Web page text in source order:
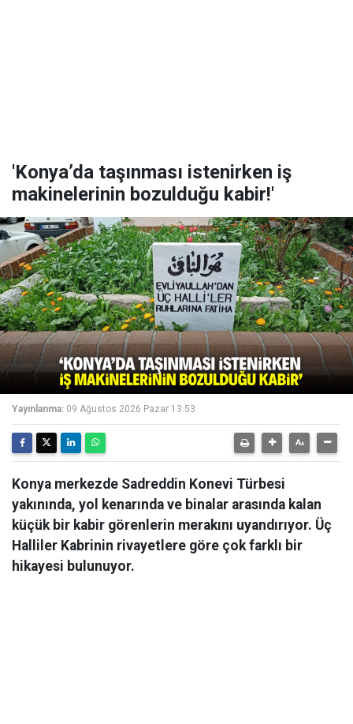
'Konya’da taşınması istenirken iş
makinelerinin bozulduğu kabir!'
Yayınlanma: 09 Ağustos 2026 Pazar 13:53
Konya merkezde Sadreddin Konevi Türbesi
yakınında, yol kenarında ve binalar arasında kalan
küçük bir kabir görenlerin merakını uyandırıyor. Üç
Halliler Kabrinin rivayetlere göre çok farklı bir
hikayesi bulunuyor.